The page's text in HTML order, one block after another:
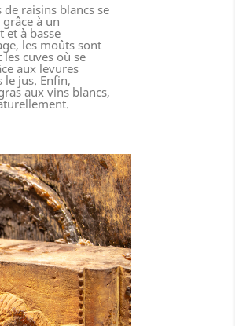
raisins blancs se
à un
et à basse
les moûts sont
cuves où se
aux levures
le jus. Enfin,
aux vins blancs,